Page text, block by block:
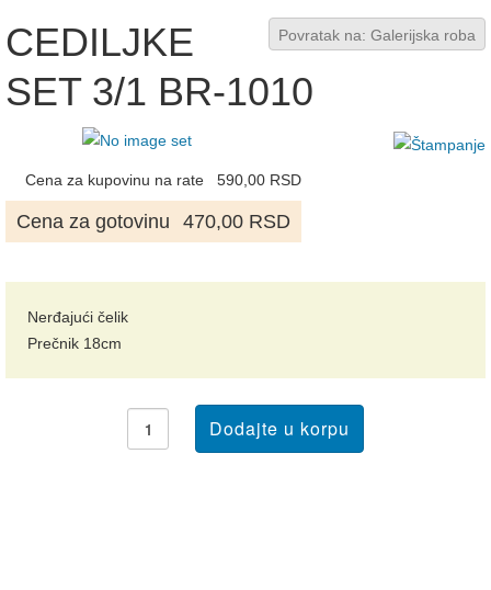
Povratak na: Galerijska roba
CEDILJKE
SET 3/1 BR-1010
Cena za kupovinu na rate 590,00 RSD
Cena za gotovinu 470,00 RSD
Nerđajući čelik
Prečnik 18cm